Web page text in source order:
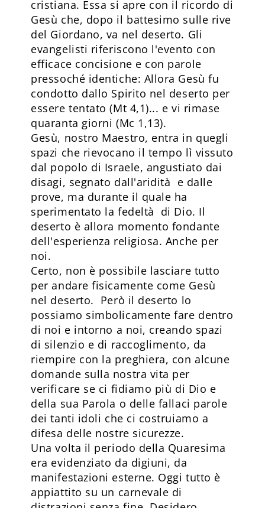
cristiana. Essa si apre con il ricordo di
Gesù che, dopo il battesimo sulle rive
del Giordano, va nel deserto. Gli
evangelisti riferiscono l'evento con
efficace concisione e con parole
pressoché identiche: Allora Gesù fu
condotto dallo Spirito nel deserto per
essere tentato (Mt 4,1)... e vi rimase
quaranta giorni (Mc 1,13).
Gesù, nostro Maestro, entra in quegli
spazi che rievocano il tempo lì vissuto
dal popolo di Israele, angustiato dai
disagi, segnato dall'aridità e dalle
prove, ma durante il quale ha
sperimentato la fedeltà di Dio. Il
deserto è allora momento fondante
dell'esperienza religiosa. Anche per
noi.
Certo, non è possibile lasciare tutto
per andare fisicamente come Gesù
nel deserto. Però il deserto lo
possiamo simbolicamente fare dentro
di noi e intorno a noi, creando spazi
di silenzio e di raccoglimento, da
riempire con la preghiera, con alcune
domande sulla nostra vita per
verificare se ci fidiamo più di Dio e
della sua Parola o delle fallaci parole
dei tanti idoli che ci costruiamo a
difesa delle nostre sicurezze.
Una volta il periodo della Quaresima
era evidenziato da digiuni, da
manifestazioni esterne. Oggi tutto è
appiattito su un carnevale di